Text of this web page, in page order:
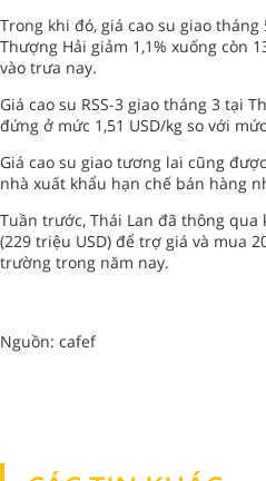
Trong khi đó, giá cao su giao
Thượng Hải giảm 1,1% xuống còn
vào trưa nay.
Giá cao su RSS-3 giao tháng 3 tại
đứng ở mức 1,51 USD/kg so với
Giá cao su giao tương lai cũng
nhà xuất khẩu hạn chế bán hàng
Tuần trước, Thái Lan đã thông
(229 triệu USD) để trợ giá và mua
trường trong năm nay.
Nguồn: cafef